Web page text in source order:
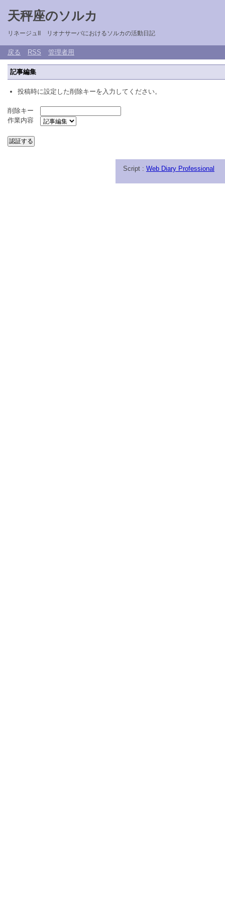
天秤座のソルカ
リネージュII リオナサーバにおけるソルカの活動日記
戻る RSS 管理者用
記事編集
投稿時に設定した削除キーを入力してください。
削除キー
作業内容
Script : Web Diary Professional